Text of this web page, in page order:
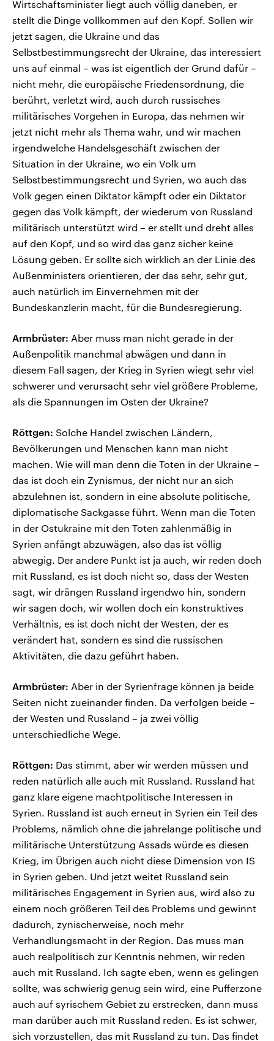
Wirtschaftsminister liegt auch völlig daneben, er
stellt die Dinge vollkommen auf den Kopf. Sollen wir
jetzt sagen, die Ukraine und das
Selbstbestimmungsrecht der Ukraine, das interessiert
uns auf einmal – was ist eigentlich der Grund dafür –
nicht mehr, die europäische Friedensordnung, die
berührt, verletzt wird, auch durch russisches
militärisches Vorgehen in Europa, das nehmen wir
jetzt nicht mehr als Thema wahr, und wir machen
irgendwelche Handelsgeschäft zwischen der
Situation in der Ukraine, wo ein Volk um
Selbstbestimmungsrecht und Syrien, wo auch das
Volk gegen einen Diktator kämpft oder ein Diktator
gegen das Volk kämpft, der wiederum von Russland
militärisch unterstützt wird – er stellt und dreht alles
auf den Kopf, und so wird das ganz sicher keine
Lösung geben. Er sollte sich wirklich an der Linie des
Außenministers orientieren, der das sehr, sehr gut,
auch natürlich im Einvernehmen mit der
Bundeskanzlerin macht, für die Bundesregierung.
Armbrüster: Aber muss man nicht gerade in der
Außenpolitik manchmal abwägen und dann in
diesem Fall sagen, der Krieg in Syrien wiegt sehr viel
schwerer und verursacht sehr viel größere Probleme,
als die Spannungen im Osten der Ukraine?
Röttgen: Solche Handel zwischen Ländern,
Bevölkerungen und Menschen kann man nicht
machen. Wie will man denn die Toten in der Ukraine –
das ist doch ein Zynismus, der nicht nur an sich
abzulehnen ist, sondern in eine absolute politische,
diplomatische Sackgasse führt. Wenn man die Toten
in der Ostukraine mit den Toten zahlenmäßig in
Syrien anfängt abzuwägen, also das ist völlig
abwegig. Der andere Punkt ist ja auch, wir reden doch
mit Russland, es ist doch nicht so, dass der Westen
sagt, wir drängen Russland irgendwo hin, sondern
wir sagen doch, wir wollen doch ein konstruktives
Verhältnis, es ist doch nicht der Westen, der es
verändert hat, sondern es sind die russischen
Aktivitäten, die dazu geführt haben.
Armbrüster: Aber in der Syrienfrage können ja beide
Seiten nicht zueinander finden. Da verfolgen beide –
der Westen und Russland – ja zwei völlig
unterschiedliche Wege.
Röttgen: Das stimmt, aber wir werden müssen und
reden natürlich alle auch mit Russland. Russland hat
ganz klare eigene machtpolitische Interessen in
Syrien. Russland ist auch erneut in Syrien ein Teil des
Problems, nämlich ohne die jahrelange politische und
militärische Unterstützung Assads würde es diesen
Krieg, im Übrigen auch nicht diese Dimension von IS
in Syrien geben. Und jetzt weitet Russland sein
militärisches Engagement in Syrien aus, wird also zu
einem noch größeren Teil des Problems und gewinnt
dadurch, zynischerweise, noch mehr
Verhandlungsmacht in der Region. Das muss man
auch realpolitisch zur Kenntnis nehmen, wir reden
auch mit Russland. Ich sagte eben, wenn es gelingen
sollte, was schwierig genug sein wird, eine Pufferzone
auch auf syrischem Gebiet zu erstrecken, dann muss
man darüber auch mit Russland reden. Es ist schwer,
sich vorzustellen, das mit Russland zu tun. Das findet